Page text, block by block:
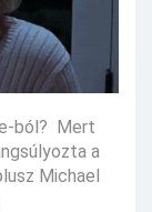
ból? Mert
a
Michael